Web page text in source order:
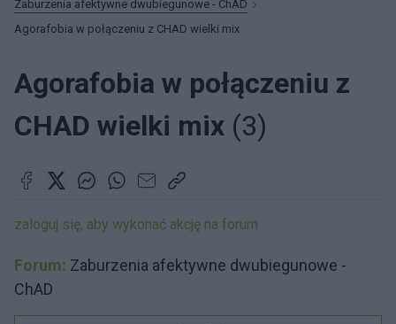
Zaburzenia afektywne dwubiegunowe - ChAD
Agorafobia w połączeniu z CHAD wielki mix
Agorafobia w połączeniu z
CHAD wielki mix (3)
zaloguj się, aby wykonać akcję na forum
Forum: Zaburzenia afektywne dwubiegunowe -
ChAD